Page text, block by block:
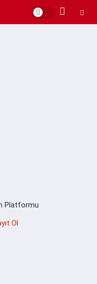
Platformu
Ol